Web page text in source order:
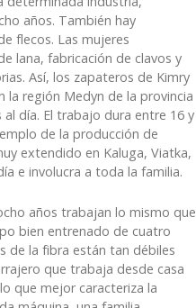
años. También hay
flecos. Las mujeres
lana, fabricación de clavos y
Así, los zapateros de Kimry
la región Medyn de la provincia
día. El trabajo dura entre 16 y
de la producción de
extendido en Kaluga, Viatka,
e involucra a toda la familia.
años trabajan lo mismo que
bien entrenado de cuatro
de la fibra están tan débiles
que trabaja desde casa
que mejor caracteriza la